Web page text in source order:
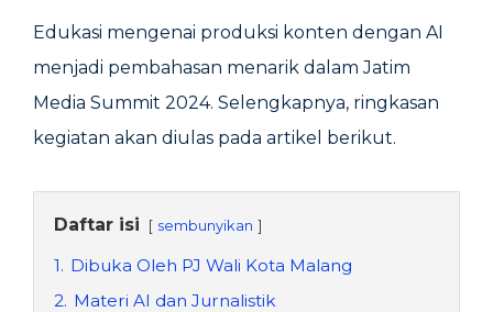
Edukasi mengenai produksi konten dengan AI
menjadi pembahasan menarik dalam Jatim
Media Summit 2024. Selengkapnya, ringkasan
kegiatan akan diulas pada artikel berikut.
Daftar isi sembunyikan
1. Dibuka Oleh PJ Wali Kota Malang
2. Materi AI dan Jurnalistik